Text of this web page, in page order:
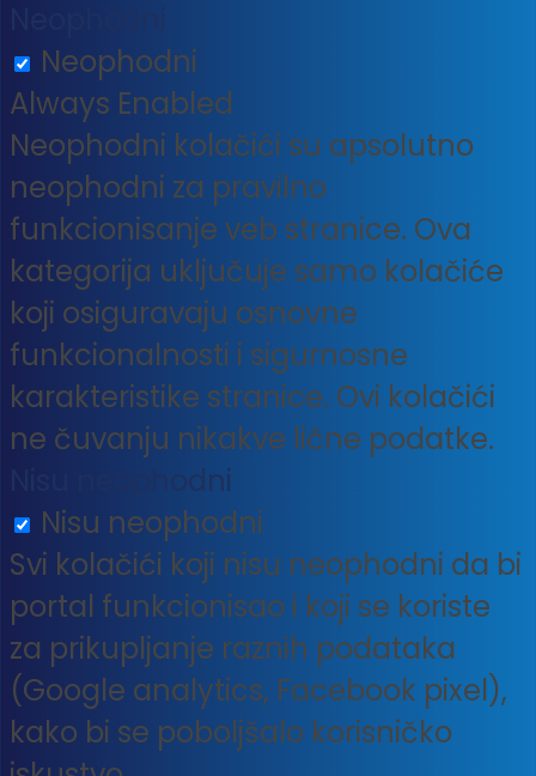
Neophodni
Always Enabled
Neophodni kolačići su apsolutno
neophodni za pravilno
funkcionisanje veb stranice. Ova
kategorija uključuje samo kolačiće
koji osiguravaju osnovne
funkcionalnosti i sigurnosne
karakteristike stranice. Ovi kolačići
ne čuvanju nikakve lične podatke.
Nisu neophodni
Nisu neophodni
Svi kolačići koji nisu neophodni da bi
portal funkcionisao i koji se koriste
za prikupljanje raznih podataka
(Google analytics, Facebook pixel),
kako bi se poboljšalo korisničko